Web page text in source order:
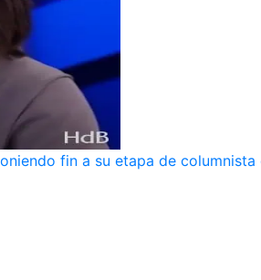
fin a su etapa de columnista